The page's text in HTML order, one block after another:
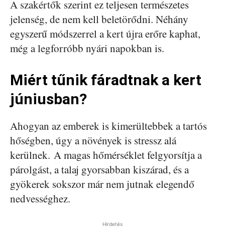
A szakértők szerint ez teljesen természetes
jelenség, de nem kell beletörődni. Néhány
egyszerű módszerrel a kert újra erőre kaphat,
még a legforróbb nyári napokban is.
Miért tűnik fáradtnak a kert
júniusban?
Ahogyan az emberek is kimerültebbek a tartós
hőségben, úgy a növények is stressz alá
kerülnek. A magas hőmérséklet felgyorsítja a
párolgást, a talaj gyorsabban kiszárad, és a
gyökerek sokszor már nem jutnak elegendő
nedvességhez.
Hirdetés